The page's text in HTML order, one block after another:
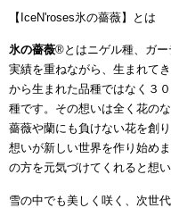
【IceN'roses氷の薔薇】とは
氷の薔薇®とはニゲル種、ガ
実績を重ねながら、生まれて
から生まれた品種ではなく３
種です。その想いは全く花の
薔薇や蘭にも負けない花を創
想いが新しい世界を作り始め
の方を元気づけてくれると想い
雪の中でも美しく咲く、次世